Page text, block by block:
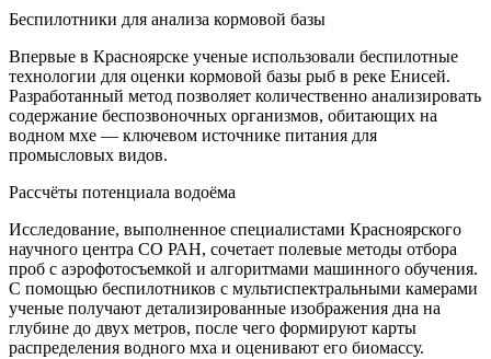
Беспилотники для анализа кормовой базы
Впервые в Красноярске ученые использовали беспилотные
технологии для оценки кормовой базы рыб в реке Енисей.
Разработанный метод позволяет количественно анализировать
содержание беспозвоночных организмов, обитающих на
водном мхе — ключевом источнике питания для
промысловых видов.
Рассчёты потенциала водоёма
Исследование, выполненное специалистами Красноярского
научного центра СО РАН, сочетает полевые методы отбора
проб с аэрофотосъемкой и алгоритмами машинного обучения.
С помощью беспилотников с мультиспектральными камерами
ученые получают детализированные изображения дна на
глубине до двух метров, после чего формируют карты
распределения водного мха и оценивают его биомассу.